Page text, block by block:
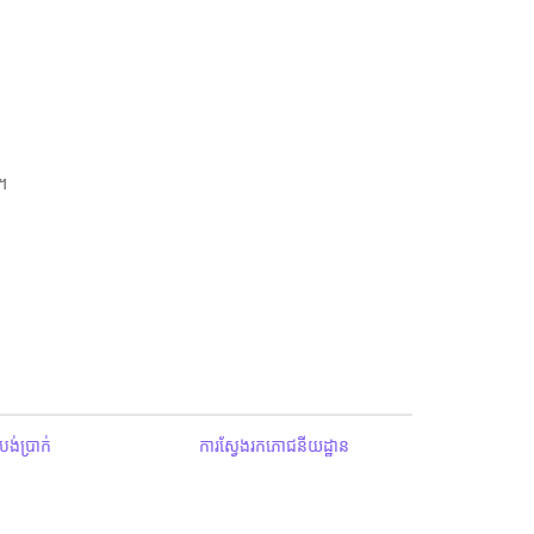
ង់ប្រាក់ ការស្វែងរកភោជនីយដ្ឋាន